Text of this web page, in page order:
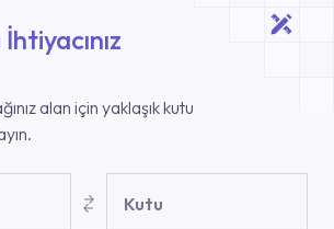
alan için yaklaşık kutu
Kutu